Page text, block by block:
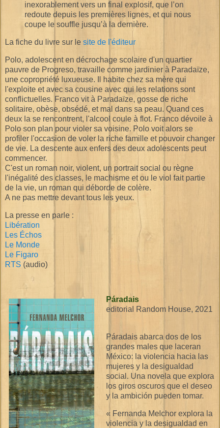
inexorablement vers un final explosif, que l’on
redoute depuis les premières lignes, et qui nous
coupe le souffle jusqu’à la dernière.
La fiche du livre sur le site de l'éditeur
Polo, adolescent en décrochage scolaire d'un quartier
pauvre de Progreso, travaille comme jardinier à Paradaïze,
une copropriété luxueuse. Il habite chez sa mère qui
l'exploite et avec sa cousine avec qui les relations sont
conflictuelles. Franco vit à Paradaïze, gosse de riche
solitaire, obèse, obsédé, et mal dans sa peau. Quand ces
deux la se rencontrent, l'alcool coule à flot. Franco dévoile à
Polo son plan pour violer sa voisine. Polo voit alors se
profiler l'occasion de voler la riche famille et pouvoir changer
de vie. La descente aux enfers des deux adolescents peut
commencer.
C'est un roman noir, violent, un portrait social ou règne
l'inégalité des classes, le machisme et ou le viol fait partie
de la vie, un roman qui déborde de colère.
A ne pas mettre devant tous les yeux.
La presse en parle :
Libération
Les Échos
Le Monde
Le Figaro
RTS (audio)
Páradais
editorial Random House, 2021
Páradais abarca dos de los
grandes males que laceran
México: la violencia hacia las
mujeres y la desigualdad
social. Una novela que explora
los giros oscuros que el deseo
y la ambición pueden tomar.
« Fernanda Melchor explora la
violencia y la desigualdad en